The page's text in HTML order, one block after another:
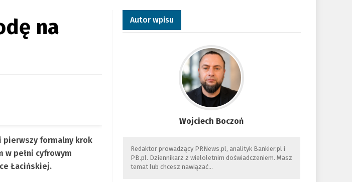
na
pierwszy formalny krok
w pełni cyfrowym
Łacińskiej.
Autor wpisu
Wojciech Boczoń
Redaktor prowadzący PRNews.pl, analityk Bankier.pl i
PB.pl. Dziennikarz z wieloletnim doświadczeniem. Masz
temat lub chcesz nawiązać…